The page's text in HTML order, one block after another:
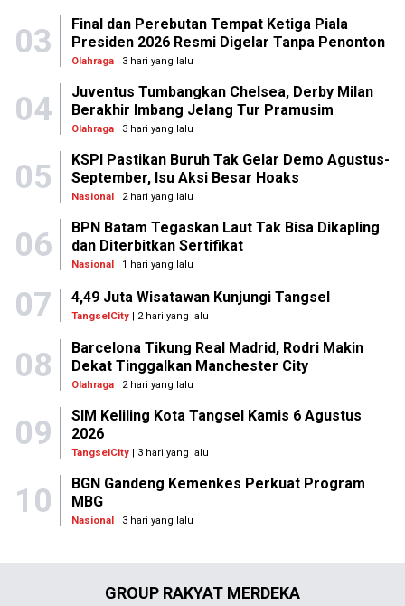
03
Final dan Perebutan Tempat Ketiga Piala
Presiden 2026 Resmi Digelar Tanpa Penonton
Olahraga| 3 hari yang lalu
04
Juventus Tumbangkan Chelsea, Derby Milan
Berakhir Imbang Jelang Tur Pramusim
Olahraga| 3 hari yang lalu
05
KSPI Pastikan Buruh Tak Gelar Demo Agustus-
September, Isu Aksi Besar Hoaks
Nasional| 2 hari yang lalu
06
BPN Batam Tegaskan Laut Tak Bisa Dikapling
dan Diterbitkan Sertifikat
Nasional| 1 hari yang lalu
07 4,49 Juta Wisatawan Kunjungi Tangsel
TangselCity | 2 hari yang lalu
08
Barcelona Tikung Real Madrid, Rodri Makin
Dekat Tinggalkan Manchester City
Olahraga| 2 hari yang lalu
09
SIM Keliling Kota Tangsel Kamis 6 Agustus
2026
TangselCity| 3 hari yang lalu
10
BGN Gandeng Kemenkes Perkuat Program
MBG
Nasional| 3 hari yang lalu
GROUP RAKYAT MERDEKA